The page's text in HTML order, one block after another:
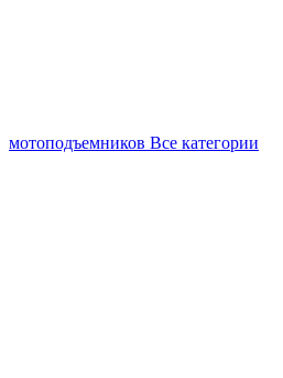
мотоподъемников Все категории